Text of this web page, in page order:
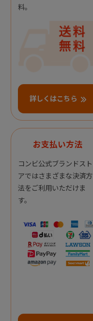
料。
詳しくはこちら
お支払い方法
コンビ公式ブランドスト
アではさまざまな決済方
法をご利用いただけま
す。